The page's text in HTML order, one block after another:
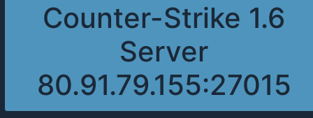
Counter-Strike 1.6
Server
80.91.79.155:27015